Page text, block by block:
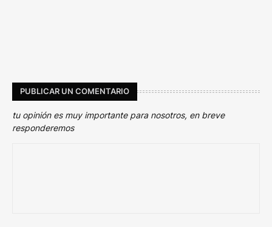
PUBLICAR UN COMENTARIO
tu opinión es muy importante para nosotros, en breve
responderemos